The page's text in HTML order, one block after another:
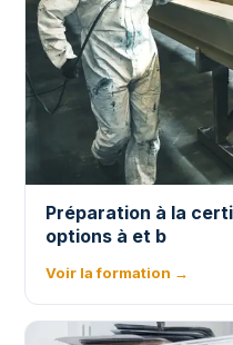
Préparation à la
options à et b
Voir la formation →